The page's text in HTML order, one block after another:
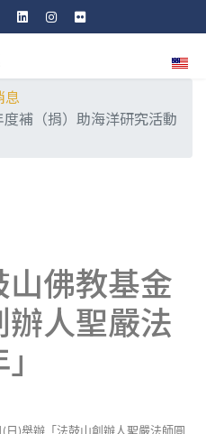
選擇
息
補（捐）助海洋研究活動
佛教基金
人聖嚴法
日 舉辦「法鼓山創辦人聖嚴法師圓